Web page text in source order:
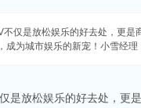
仅是放松娱乐的好去处，更
成为城市娱乐的新宠！小雪经
是放松娱乐的好去处，更